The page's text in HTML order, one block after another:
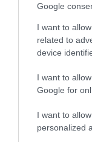
Google
I want to
related to
device
I want to
Google for
I want to
personalized
Dalla tv, alla brace.